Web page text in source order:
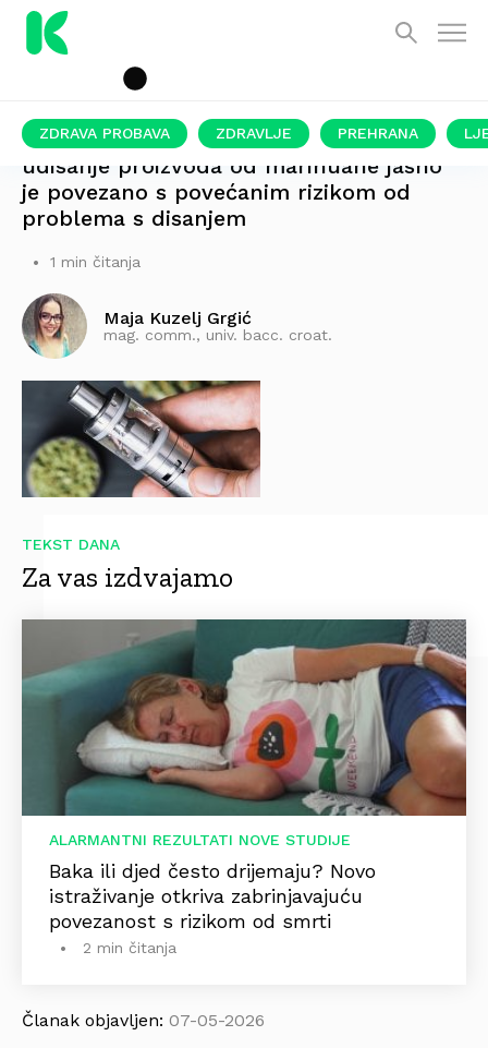
ZDRAVA PROBAVA ZDRAVLJE PREHRANA
udisanje proizvoda od marihuane jasno
je povezano s povećanim rizikom od
problema s disanjem
1 min čitanja
Maja Kuzelj Grgić
mag. comm., univ. bacc. croat.
TEKST DANA
Za vas izdvajamo
ALARMANTNI REZULTATI NOVE STUDIJE
Baka ili djed često drijemaju? Novo
istraživanje otkriva zabrinjavajuću
povezanost s rizikom od smrti
2 min čitanja
Članak objavljen: 07-05-2026